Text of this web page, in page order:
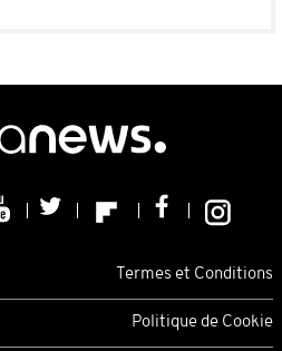
Termes et Conditions
Politique de Cookie